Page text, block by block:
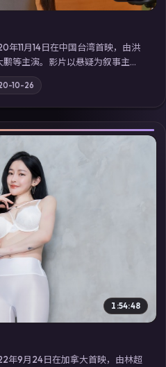
11月14日在中国台湾首映，由洪
等主演。影片以悬疑为叙事主
故后逐渐模糊；摄影与配乐强化
免费观看高清电视剧在线看」延
清在线追剧体验。
10-26
▶
1:54:48
年9月24日在加拿大首映，由林超